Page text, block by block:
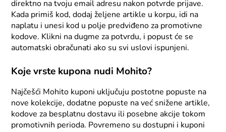
direktno na tvoju email adresu nakon potvrde prijave.
Kada primiš kod, dodaj željene artikle u korpu, idi na
naplatu i unesi kod u polje predviđeno za promotivne
kodove. Klikni na dugme za potvrdu, i popust će se
automatski obračunati ako su svi uslovi ispunjeni.
Koje vrste kupona nudi Mohito?
Najčešći Mohito kuponi uključuju postotne popuste na
nove kolekcije, dodatne popuste na već snižene artikle,
kodove za besplatnu dostavu ili posebne akcije tokom
promotivnih perioda. Povremeno su dostupni i kuponi